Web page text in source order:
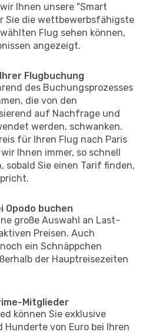
Ihnen unsere "Smart
Sie die wettbewerbsfähigste
Flug sehen können,
angezeigt.
Flugbuchung
des Buchungsprozesses
die von den
auf Nachfrage und
werden, schwanken.
für Ihren Flug nach Paris
Ihnen immer, so schnell
sobald Sie einen Tarif finden,
Opodo buchen
große Auswahl an Last-
Preisen. Auch
ein Schnäppchen
der Hauptreisezeiten
Mitglieder
können Sie exklusive
von Euro bei Ihren